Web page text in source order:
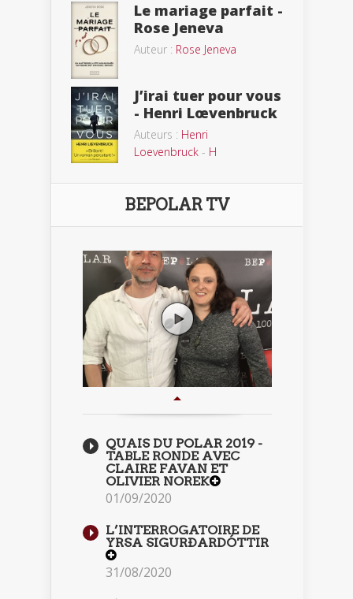
Le mariage parfait -
Rose Jeneva
Auteur : Rose Jeneva
J’irai tuer pour vous
- Henri Lœvenbruck
Auteurs : Henri
Loevenbruck - H
BEPOLAR TV
QUAIS DU POLAR 2019 -
TABLE RONDE AVEC
CLAIRE FAVAN ET
OLIVIER NOREK
01/09/2020
L’INTERROGATOIRE DE
YRSA SIGURÐARDÓTTIR
31/08/2020